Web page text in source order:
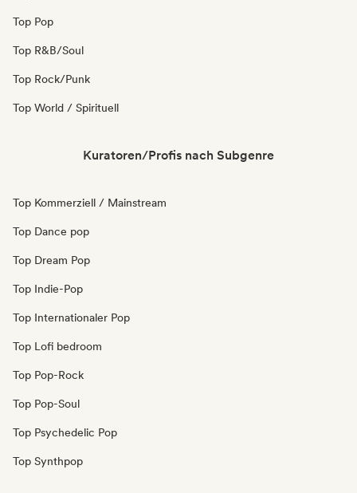
Top Pop
Top R&B/Soul
Top Rock/Punk
Top World / Spirituell
Kuratoren/Profis nach Subgenre
Top Kommerziell / Mainstream
Top Dance pop
Top Dream Pop
Top Indie-Pop
Top Internationaler Pop
Top Lofi bedroom
Top Pop-Rock
Top Pop-Soul
Top Psychedelic Pop
Top Synthpop